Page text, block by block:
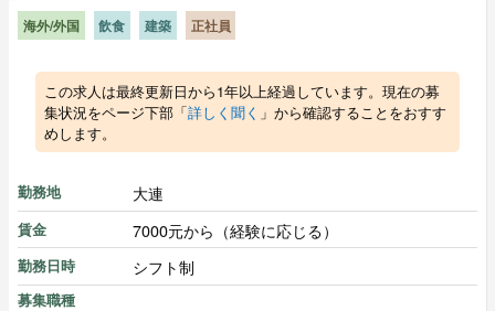
海外/外国 飲食 建築 正社員
この求人は最終更新日から1年以上経過しています。現在の募
集状況をページ下部「詳しく聞く 」から確認することをおすす
めします。
勤務地 大連
賃金 7000元から（経験に応じる）
勤務日時 シフト制
募集職種